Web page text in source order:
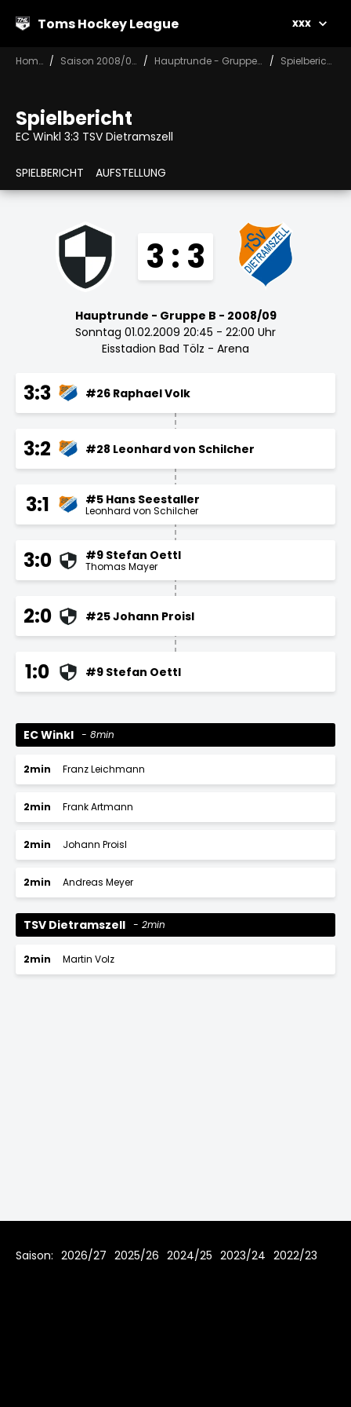
Toms Hockey League xxx
Home Saison 2008/09 Hauptrunde - Gruppe B Spielbericht
Spielbericht
EC Winkl 3:3 TSV Dietramszell
SPIELBERICHT AUFSTELLUNG
3 : 3
Hauptrunde - Gruppe B - 2008/09
Sonntag 01.02.2009 20:45 - 22:00 Uhr
Eisstadion Bad Tölz - Arena
3:3 #26 Raphael Volk
3:2 #28 Leonhard von Schilcher
3:1 #5 Hans Seestaller
Leonhard von Schilcher
3:0 #9 Stefan Oettl
Thomas Mayer
2:0 #25 Johann Proisl
1:0 #9 Stefan Oettl
EC Winkl 8min
2min Franz Leichmann
2min Frank Artmann
2min Johann Proisl
2min Andreas Meyer
TSV Dietramszell 2min
2min Martin Volz
Saison: 2026/27 2025/26 2024/25 2023/24 2022/23